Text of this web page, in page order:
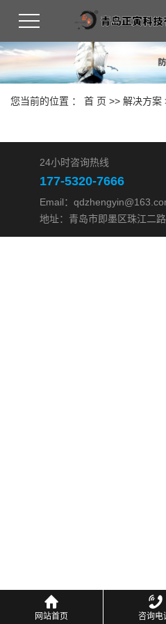
您当前的位置 ： 首 页 >> 解决方案
24小时咨询热线
177-5320-7666
Email：
地址：青岛市即墨区珠江二
网站首页 咨询电